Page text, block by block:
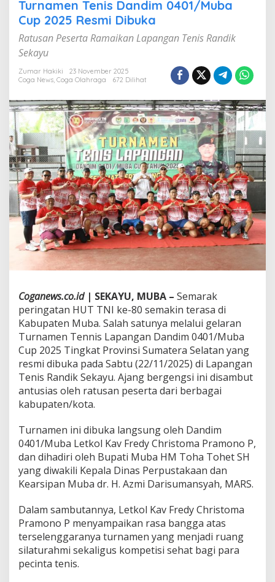
a
m
e
n
e
n
s
D
a
n
d
i
m
0
4
0
1
/
M
u
b
p
0
2
5
R
e
s
m
b
u
k
a
Turnamen Tenis Dandim 0401/Muba
Cup 2025 Resmi Dibuka
Ratusan Peserta Ramaikan Lapangan Tenis Randik
Sekayu
Zumar Hakiki
23 November 2025
Coga News Coga Olahraga 672 Dilihat
Coganews.co.id | SEKAYU, MUBA – Semarak
peringatan HUT TNI ke-80 semakin terasa di
Kabupaten Muba. Salah satunya melalui gelaran
Turnamen Tennis Lapangan Dandim 0401/Muba
Cup 2025 Tingkat Provinsi Sumatera Selatan yang
resmi dibuka pada Sabtu (22/11/2025) di Lapangan
Tenis Randik Sekayu. Ajang bergengsi ini disambut
antusias oleh ratusan peserta dari berbagai
kabupaten/kota.
Turnamen ini dibuka langsung oleh Dandim
0401/Muba Letkol Kav Fredy Christoma Pramono P,
dan dihadiri oleh Bupati Muba HM Toha Tohet SH
yang diwakili Kepala Dinas Perpustakaan dan
Kearsipan Muba dr. H. Azmi Darisumansyah, MARS.
Dalam sambutannya, Letkol Kav Fredy Christoma
Pramono P menyampaikan rasa bangga atas
terselenggaranya turnamen yang menjadi ruang
silaturahmi sekaligus kompetisi sehat bagi para
pecinta tenis.